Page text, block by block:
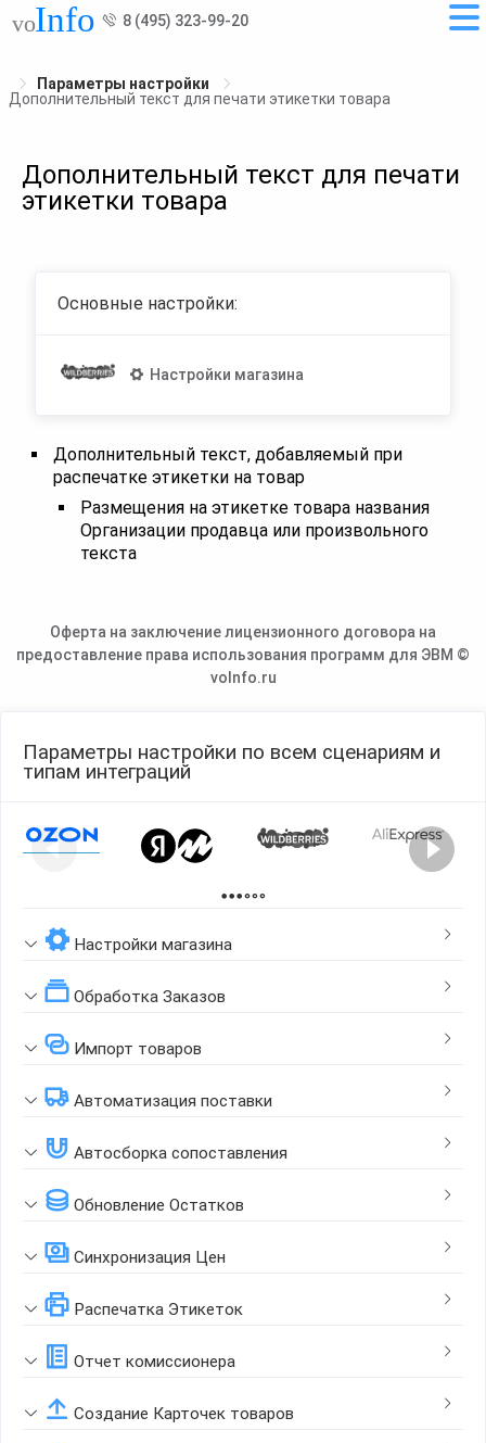
8 (495) 323-99-20
Параметры настройки
Дополнительный текст для печати этикетки товара
Дополнительный текст для печати
этикетки товара
Основные настройки:
Настройки магазина
Дополнительный текст, добавляемый при
распечатке этикетки на товар
Размещения на этикетке товара названия
Организации продавца или произвольного
текста
Оферта на заключение лицензионного договора на
предоставление права использования программ для ЭВМ ©
voInfo.ru
Параметры настройки по всем сценариям и
типам интеграций
Настройки магазина
Обработка Заказов
Импорт товаров
Автоматизация поставки
Автосборка сопоставления
Обновление Остатков
Синхронизация Цен
Распечатка Этикеток
Отчет комиссионера
Создание Карточек товаров